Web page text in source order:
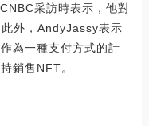
采訪時表示，他對
外，AndyJassy表示
為一種支付方式的計
銷售NFT。